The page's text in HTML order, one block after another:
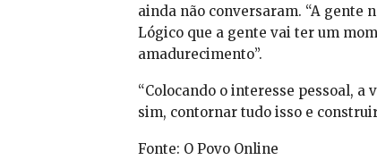
ainda não conversaram. “A gente
Lógico que a gente vai ter um
amadurecimento”.
“Colocando o interesse pessoal, a
sim, contornar tudo isso e
Fonte: O Povo Online